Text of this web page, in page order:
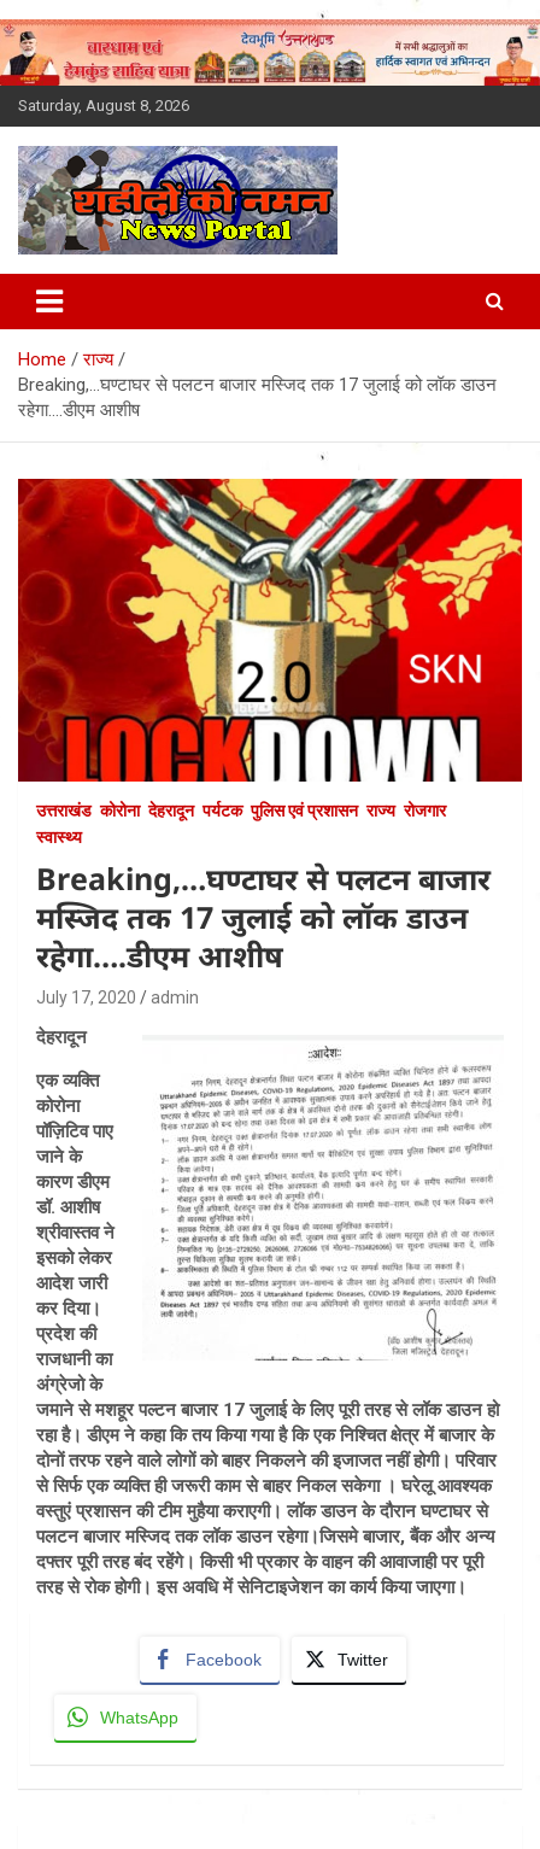
Skip
to
content
Saturday, August 8, 2026
Latest News Today, Breaking
News, Uttarakhand News in
Hindi
Home
राज्य
Breaking,…घण्टाघर से पलटन बाजार मस्जिद तक 17 जुलाई को लॉक डाउन
रहेगा….डीएम आशीष
उत्तराखंड कोरोना देहरादून पर्यटक पुलिस एवं प्रशासन राज्य रोजगार
स्वास्थ्य
Breaking,…घण्टाघर से पलटन बाजार
मस्जिद तक 17 जुलाई को लॉक डाउन
रहेगा….डीएम आशीष
July 17, 2020 admin
देहरादून
एक व्यक्ति
कोरोना
पॉज़िटिव पाए
जाने के
कारण डीएम
डॉ. आशीष
श्रीवास्तव ने
इसको लेकर
आदेश जारी
कर दिया।
प्रदेश की
राजधानी का
अंग्रेजो के
जमाने से मशहूर पल्टन बाजार 17 जुलाई के लिए पूरी तरह से लॉक डाउन हो
रहा है। डीएम ने कहा कि तय किया गया है कि एक निश्चित क्षेत्र में बाजार के
दोनों तरफ रहने वाले लोगों को बाहर निकलने की इजाजत नहीं होगी। परिवार
से सिर्फ एक व्यक्ति ही जरूरी काम से बाहर निकल सकेगा । घरेलू आवश्यक
वस्तुएं प्रशासन की टीम मुहैया कराएगी। लॉक डाउन के दौरान घण्टाघर से
पलटन बाजार मस्जिद तक लॉक डाउन रहेगा।जिसमे बाजार, बैंक और अन्य
दफ्तर पूरी तरह बंद रहेंगे। किसी भी प्रकार के वाहन की आवाजाही पर पूरी
तरह से रोक होगी। इस अवधि में सेनिटाइजेशन का कार्य किया जाएगा।
Facebook Twitter
WhatsApp